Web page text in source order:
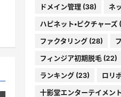
ドメイン管理(38) ネ
ハピネット・ピクチャーズ
ファクタリング(28)
フィンジア初期脱毛(22)
ランキング(23) ロリ
十影堂エンターテイメント